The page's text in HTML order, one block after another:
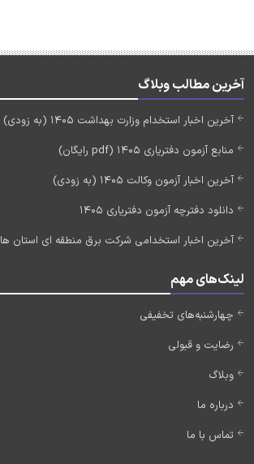
آخرین مطالب وبلاگ
آخرین اخبار استخدام وزارت بهداشت 1405 (به زودی)
منابع آزمون دفتریاری 1405 (pdf رایگان)
آخرین اخبار آزمون وکالت 1405 (به زودی)
دانلود دفترچه آزمون دفتریاری 1405
آخرین اخبار استخدامی شرکت برق منطقه ای استان ها 1405
لینک‌های مهم
چهارشنبه‌های تخفیفی
رضایت و قبولی
وبلاگ
درباره ما
تماس با ما